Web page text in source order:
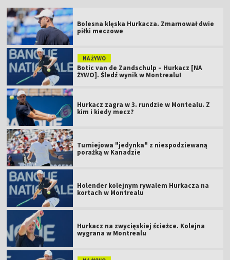
Bolesna klęska Hurkacza. Zmarnował dwie
piłki meczowe
NA ŻYWO
Botic van de Zandschulp – Hurkacz [NA
ŻYWO]. Śledź wynik w Montrealu!
Hurkacz zagra w 3. rundzie w Montealu. Z
kim i kiedy mecz?
Turniejowa "jedynka" z niespodziewaną
porażką w Kanadzie
Holender kolejnym rywalem Hurkacza na
kortach w Montrealu
Hurkacz na zwycięskiej ścieżce. Kolejna
wygrana w Montrealu